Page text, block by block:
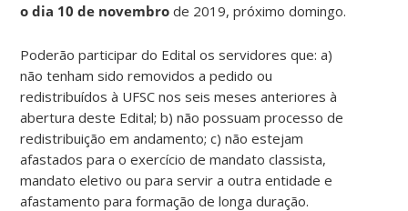
o dia 10 de novembro de 2019, próximo domingo.
Poderão participar do Edital os servidores que: a)
não tenham sido removidos a pedido ou
redistribuídos à UFSC nos seis meses anteriores à
abertura deste Edital; b) não possuam processo de
redistribuição em andamento; c) não estejam
afastados para o exercício de mandato classista,
mandato eletivo ou para servir a outra entidade e
afastamento para formação de longa duração.